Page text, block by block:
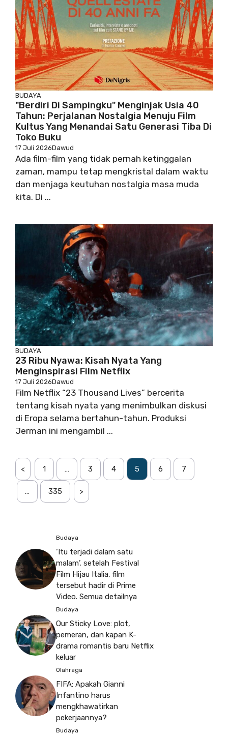
BUDAYA
"Berdiri Di Sampingku" Menginjak Usia 40
Tahun: Perjalanan Nostalgia Menuju Film
Kultus Yang Menandai Satu Generasi Tiba Di
Toko Buku
17 Juli 2026Dawud
Ada film-film yang tidak pernah ketinggalan
zaman, mampu tetap mengkristal dalam waktu
dan menjaga keutuhan nostalgia masa muda
kita. Di ...
BUDAYA
23 Ribu Nyawa: Kisah Nyata Yang
Menginspirasi Film Netflix
17 Juli 2026Dawud
Film Netflix “23 Thousand Lives” bercerita
tentang kisah nyata yang menimbulkan diskusi
di Eropa selama bertahun-tahun. Produksi
Jerman ini mengambil ...
< 1 … 3 4 5 6 7
… 335 >
Budaya
‘Itu terjadi dalam satu
malam’, setelah Festival
Film Hijau Italia, film
tersebut hadir di Prime
Video. Semua detailnya
Budaya
Our Sticky Love: plot,
pemeran, dan kapan K-
drama romantis baru Netflix
keluar
Olahraga
FIFA: Apakah Gianni
Infantino harus
mengkhawatirkan
pekerjaannya?
Budaya